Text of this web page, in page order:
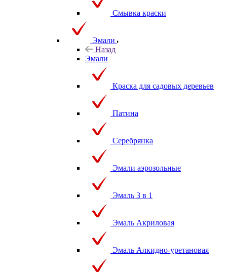
Смывка краски
Эмали
Назад
Эмали
Краска для садовых деревьев
Патина
Серебрянка
Эмали аэрозольные
Эмаль 3 в 1
Эмаль Акриловая
Эмаль Алкидно-уретановая